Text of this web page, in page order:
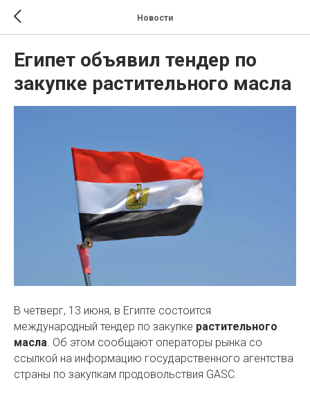
Новости
Египет объявил тендер по
закупке растительного масла
В четверг, 13 июня, в Египте состоится
международный тендер по закупке растительного
масла. Об этом сообщают операторы рынка со
ссылкой на информацию государственного агентства
страны по закупкам продовольствия GASC.